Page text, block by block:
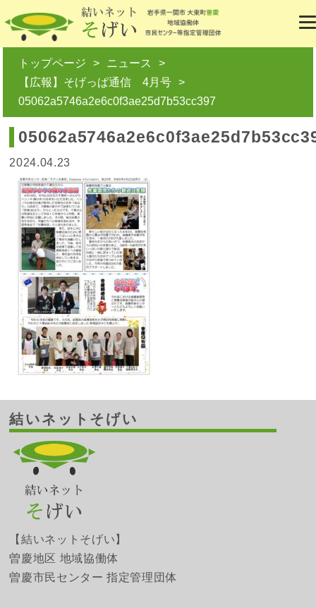
トップページ
ニュース
【広報】そげっぱ通信 4月号
05062a5746a2e6c0f3ae25d7b53cc397
2024.04.23
結いネットそげい
【結いネットそげい】
曽慶地区 地域協働体
曽慶市民センター 指定管理団体